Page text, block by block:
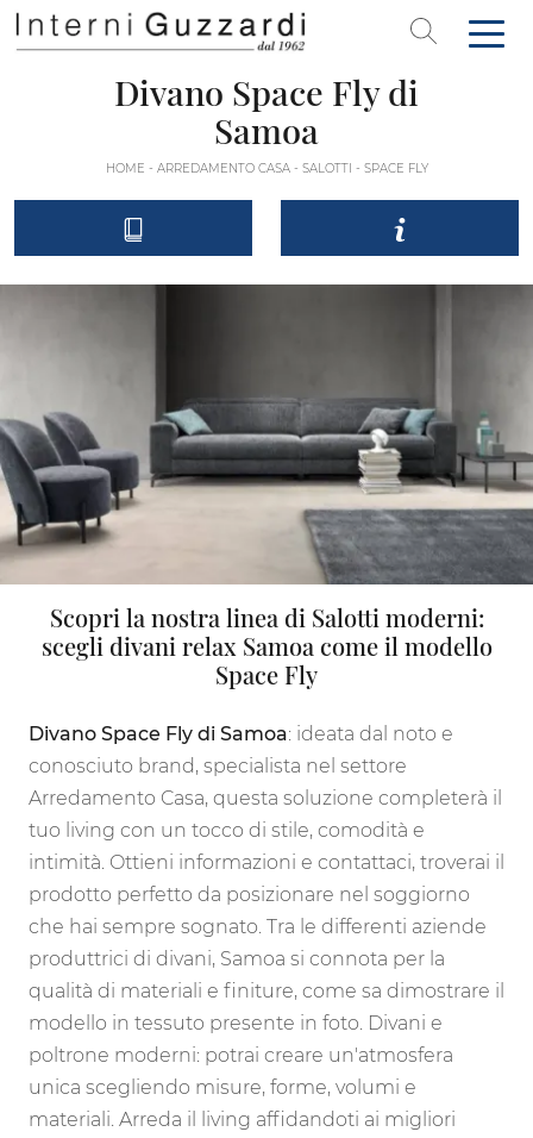
Divano Space Fly di
Samoa
HOME - ARREDAMENTO CASA- SALOTTI - SPACE FLY
Scopri la nostra linea di Salotti moderni:
scegli divani relax Samoa come il modello
Space Fly
Divano Space Fly di Samoa: ideata dal noto e
conosciuto brand, specialista nel settore
Arredamento Casa, questa soluzione completerà il
tuo living con un tocco di stile, comodità e
intimità. Ottieni informazioni e contattaci, troverai il
prodotto perfetto da posizionare nel soggiorno
che hai sempre sognato. Tra le differenti aziende
produttrici di divani, Samoa si connota per la
qualità di materiali e finiture, come sa dimostrare il
modello in tessuto presente in foto. Divani e
poltrone moderni: potrai creare un'atmosfera
unica scegliendo misure, forme, volumi e
materiali. Arreda il living affidandoti ai migliori